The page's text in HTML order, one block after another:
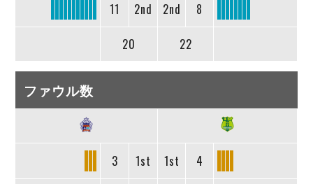
11 2nd 2nd 8
20 22
ファウル数
3 1st 1st 4